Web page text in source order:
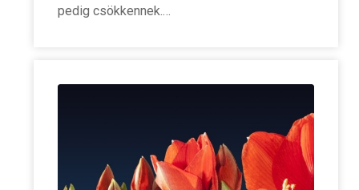
pedig csökkennek.…